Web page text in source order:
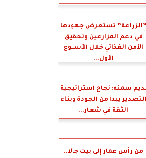
”الزراعة” تستعرض جهودها
في دعم المزارعين وتحقيق
الأمن الغذائي خلال الأسبوع
الأول...
نديم سمنه: نجاح استراتيجية
التصدير يبدأ من الجودة وبناء
الثقة في شعار...
من رأس عمار إلى بيت جالا..